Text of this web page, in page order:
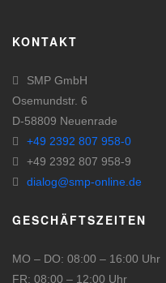
KONTAKT
SMP GmbH
Osemundstr. 6
D-58809 Neuenrade
+49 2392 807 958-0
+49 2392 807 958-9
dialog@smp-online.de
GESCHÄFTSZEITEN
MO – DO: 08:00 – 16:00 Uhr
FR: 08:00 – 12:00 Uhr